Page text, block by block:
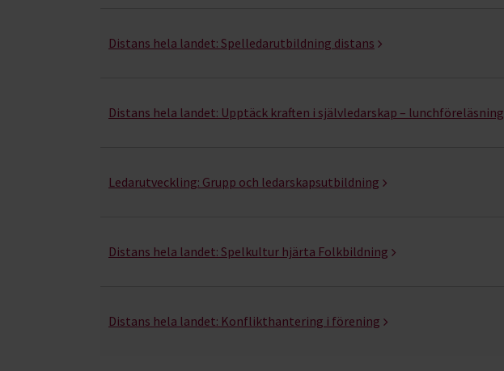
Distans hela landet: Spelledarutbildning distans
Distans hela landet: Upptäck kraften i självledarskap – lunchföreläsning
Ledarutveckling: Grupp och ledarskapsutbildning
Distans hela landet: Spelkultur hjärta Folkbildning
Distans hela landet: Konflikthantering i förening